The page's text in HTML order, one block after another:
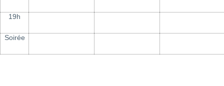
19h
Soirée